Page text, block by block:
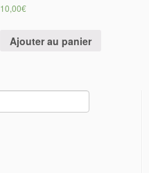
10,00€
Ajouter au panier